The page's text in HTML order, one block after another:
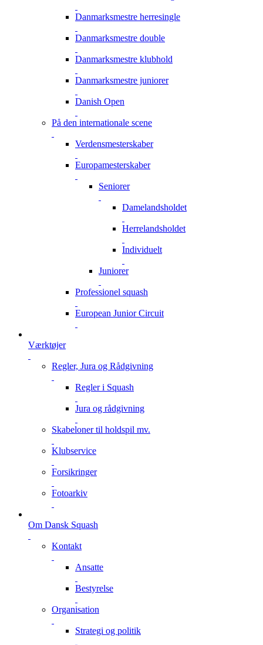
Danmarksmestre herresingle
Danmarksmestre double
Danmarksmestre klubhold
Danmarksmestre juniorer
Danish Open
På den internationale scene
Verdensmesterskaber
Europamesterskaber
Seniorer
Damelandsholdet
Herrelandsholdet
Individuelt
Juniorer
Professionel squash
European Junior Circuit
Værktøjer
Regler, Jura og Rådgivning
Regler i Squash
Jura og rådgivning
Skabeloner til holdspil mv.
Klubservice
Forsikringer
Fotoarkiv
Om Dansk Squash
Kontakt
Ansatte
Bestyrelse
Organisation
Strategi og politik